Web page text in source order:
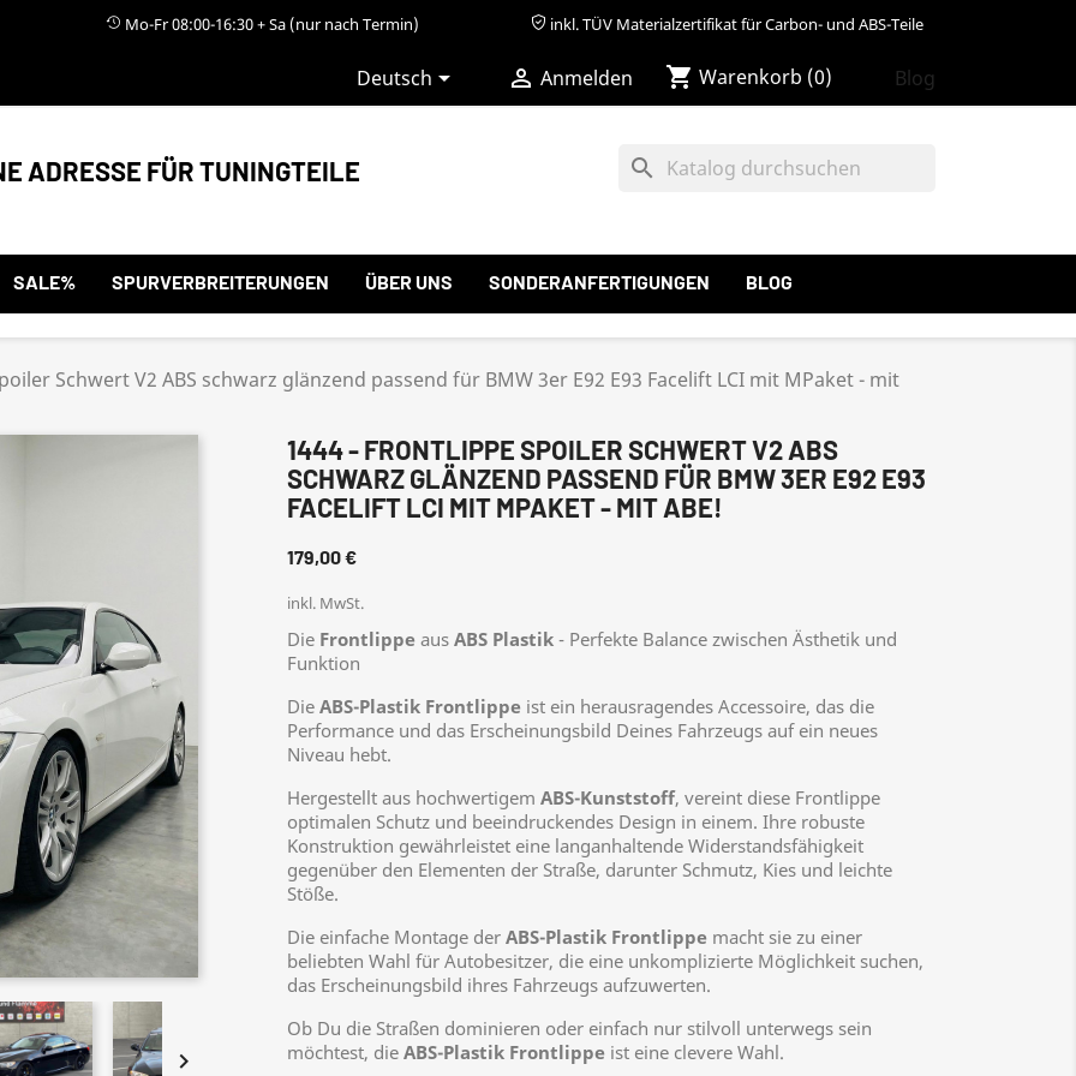
Mo-Fr 08:00-16:30 + Sa (nur nach Termin) inkl. TÜV Materialzertifikat für Carbon- und ABS-Teile
Deutsch  Anmelden shopping_cart Warenkorb (0) Blog
ADRESSE FÜR TUNINGTEILE search
SALE% SPURVERBREITERUNGEN ÜBER UNS SONDERANFERTIGUNGEN BLOG
Schwert V2 ABS schwarz glänzend passend für BMW 3er E92 E93 Facelift LCI mit MPaket - mit

1444 - FRONTLIPPE SPOILER SCHWERT V2 ABS
SCHWARZ GLÄNZEND PASSEND FÜR BMW 3ER E92 E93
FACELIFT LCI MIT MPAKET - MIT ABE!
179,00 €
inkl. MwSt.
Die Frontlippe aus ABS Plastik - Perfekte Balance zwischen Ästhetik und
Funktion
Die ABS-Plastik Frontlippe ist ein herausragendes Accessoire, das die
Performance und das Erscheinungsbild Deines Fahrzeugs auf ein neues
Niveau hebt.
Hergestellt aus hochwertigem ABS-Kunststoff, vereint diese Frontlippe
optimalen Schutz und beeindruckendes Design in einem. Ihre robuste
Konstruktion gewährleistet eine langanhaltende Widerstandsfähigkeit
gegenüber den Elementen der Straße, darunter Schmutz, Kies und leichte
Stöße.
Die einfache Montage der ABS-Plastik Frontlippe macht sie zu einer
beliebten Wahl für Autobesitzer, die eine unkomplizierte Möglichkeit suchen,
das Erscheinungsbild ihres Fahrzeugs aufzuwerten.
Ob Du die Straßen dominieren oder einfach nur stilvoll unterwegs sein
möchtest, die ABS-Plastik Frontlippe ist eine clevere Wahl.